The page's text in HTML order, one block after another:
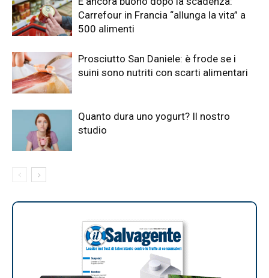
Carrefour in Francia “allunga la vita” a
500 alimenti
Prosciutto San Daniele: è frode se i
suini sono nutriti con scarti alimentari
Quanto dura uno yogurt? Il nostro
studio